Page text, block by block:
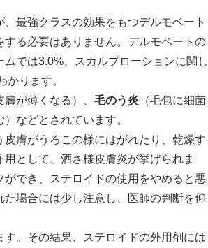
最強クラスの効果をもつデルモベート
る必要はありません。デルモベートの
では3.0%、スカルプローションに関し
ります。
膚が薄くなる）、 毛のう炎 （毛包に細菌
）などとされています。
膚がうろこの様にはがれたり、乾燥す
として、酒さ様皮膚炎が挙げられま
でき、ステロイドの使用をやめると悪
場合には少し注意し、医師の判断を仰
。その結果、ステロイドの外用剤には